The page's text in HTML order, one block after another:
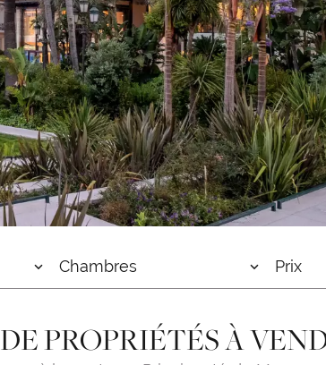
Chambres Prix
PROPRIÉTÉS À